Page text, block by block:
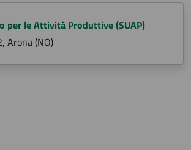
per le Attività Produttive (SUAP)
Arona (NO)